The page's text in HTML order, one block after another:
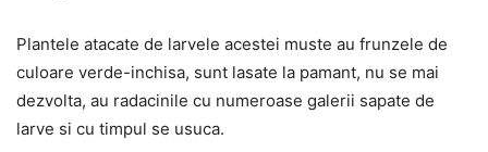
Plantele atacate de larvele acestei muste au frunzele de
culoare verde-inchisa, sunt lasate la pamant, nu se mai
dezvolta, au radacinile cu numeroase galerii sapate de
larve si cu timpul se usuca.